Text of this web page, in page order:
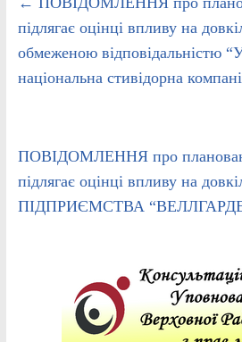
підлягає оцінці впливу на
обмеженою відповідальністю
національна стивідорна
ПОВІДОМЛЕННЯ про плановану
підлягає оцінці впливу на
ПІДПРИЄМСТВА